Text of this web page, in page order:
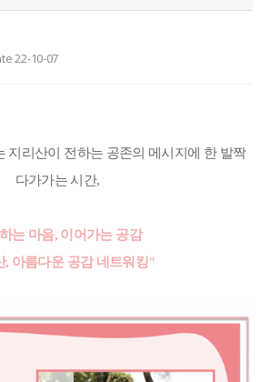
22-10-07
지리산이 전하는 공존의 메시지에 한 발짝
다가가는 시간,
는 마음, 이어가는 공감
, 아름다운 공감 네트워킹"